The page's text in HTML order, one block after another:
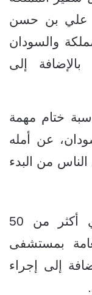
علي بن حسن
والسودان
إلى
ختام مهمة
عن أمله
من البدء
وأجرى الفريق الطبي السعودي أكثر من 50
بمستشفى
إلى إجراء